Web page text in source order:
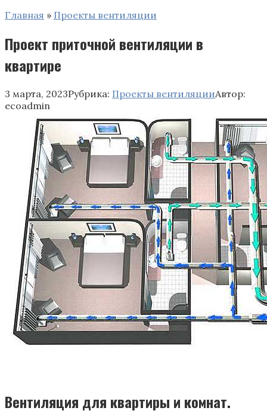
Главная » Проекты вентиляции
Проект приточной вентиляции в
квартире
3 марта, 2023Рубрика: Проекты вентиляцииАвтор:
ecoadmin
Вентиляция для квартиры и комнат.